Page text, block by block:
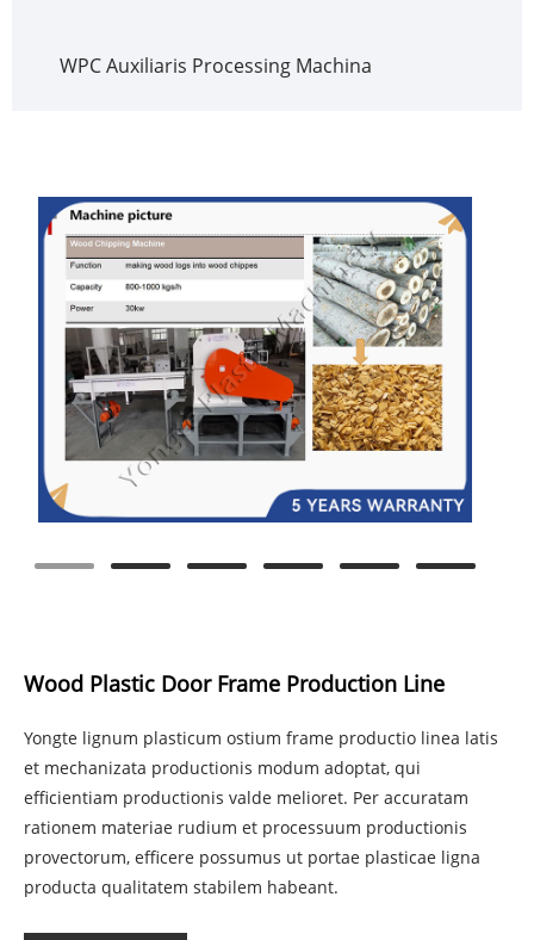
WPC Auxiliaris Processing Machina
Wood Plastic Door Frame Production Line
Yongte lignum plasticum ostium frame productio linea latis
et mechanizata productionis modum adoptat, qui
efficientiam productionis valde melioret. Per accuratam
rationem materiae rudium et processuum productionis
provectorum, efficere possumus ut portae plasticae ligna
producta qualitatem stabilem habeant.